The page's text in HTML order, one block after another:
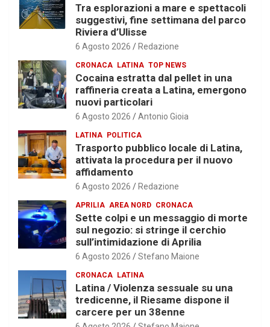
Tra esplorazioni a mare e spettacoli
suggestivi, fine settimana del parco
Riviera d’Ulisse
6 Agosto 2026 Redazione
CRONACA LATINA TOP NEWS
Cocaina estratta dal pellet in una
raffineria creata a Latina, emergono
nuovi particolari
6 Agosto 2026 Antonio Gioia
LATINA POLITICA
Trasporto pubblico locale di Latina,
attivata la procedura per il nuovo
affidamento
6 Agosto 2026 Redazione
APRILIA AREA NORD CRONACA
Sette colpi e un messaggio di morte
sul negozio: si stringe il cerchio
sull’intimidazione di Aprilia
6 Agosto 2026 Stefano Maione
CRONACA LATINA
Latina / Violenza sessuale su una
tredicenne, il Riesame dispone il
carcere per un 38enne